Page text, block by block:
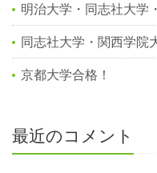
明治大学・同志社大学
同志社大学・関西学院
京都大学合格！
最近のコメント